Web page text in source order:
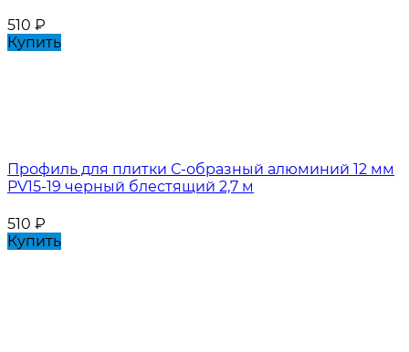
510 ₽
Купить
Профиль для плитки С-образный алюминий 12 мм
PV15-19 черный блестящий 2,7 м
510 ₽
Купить